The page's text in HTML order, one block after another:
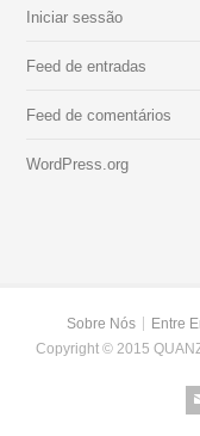
Iniciar sessão
Feed de entradas
Feed de comentários
WordPress.org
Sobre Nós Entre
Copyright © 2015